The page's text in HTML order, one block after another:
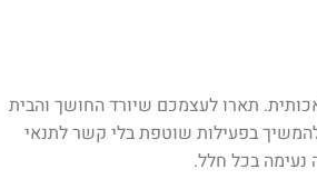
תארו לעצמכם שיורד החושך והבית
בפעילות שוטפת בלי קשר לתנאי
נעימה בכל חלל.